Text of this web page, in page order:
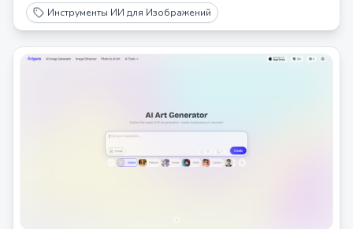
Инструменты ИИ для Изображений